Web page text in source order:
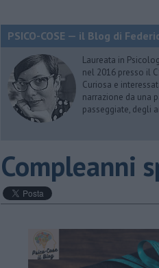
PSICO-COSE — il Blog di
Laureata in
nel 2016 presso il
Curiosa e
narrazione da una
passeggiate, degli
​Compleanni